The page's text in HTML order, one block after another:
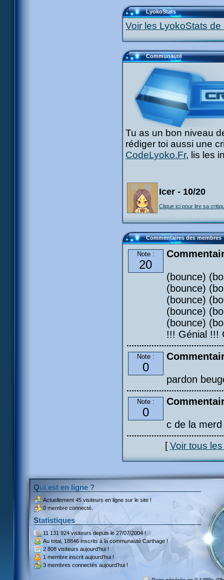
LyokoStats
Voir les LyokoStats
Communauté
Tu as un bon niveau
rédiger toi aussi une
CodeLyoko.Fr, lis les
Icer - 10/20
Clique ici pour lire sa
Commentaires des membres
Note :
20
(bounce)
(bounce)
(bounce)
(bounce)
(bounce)
!!! Génial !!!
Note :
0
pardon
Note :
0
c de la
[Voir tous
Qui est en ligne ?
Actuellement 45 visiteurs en ligne sur le site !
0 membre connecté.
Statistiques
11 131 924 visiteursdepuis le 27/07/2004 !
Au total, 18846 inscritsà la communauté Carthage !
2 808 visiteurs aujourd'hui !
1 membre inscrit aujourd'hui !
3 membres connectés aujourd'hui !